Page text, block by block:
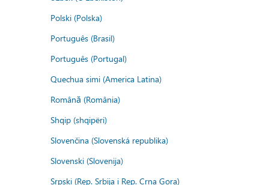
Polski (Polska)
Português (Brasil)
Português (Portugal)
Quechua simi (America Latina)
Română (România)
Shqip (shqipëri)
Slovenčina (Slovenská republika)
Slovenski (Slovenija)
Srpski (Rep. Srbija i Rep. Crna Gora)